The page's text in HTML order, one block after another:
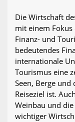
Die Wirtschaft
mit einem
Finanz- und
bedeutendes
internationale
Tourismus eine
Seen, Berge
Reiseziel ist.
Weinbau und
wichtiger